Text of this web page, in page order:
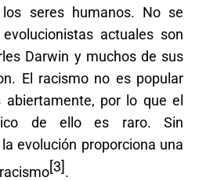
seres humanos. No se
actuales son
Darwin y muchos de sus
El racismo no es popular
por lo que el
de ello es raro. Sin
evolución proporciona una
[3].